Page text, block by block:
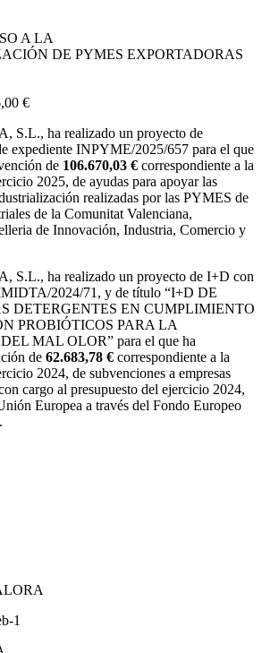
A LA
DE PYMES EXPORTADORAS
€
S.L., ha realizado un proyecto de
expediente INPYME/2025/657 para el que
de 106.670,03 € correspondiente a la
2025, de ayudas para apoyar las
realizadas por las PYMES de
de la Comunitat Valenciana,
de Innovación, Industria, Comercio y
S.L., ha realizado un proyecto de I+D con
2024/71, y de título “I+D DE
DETERGENTES EN CUMPLIMIENTO
PROBIÓTICOS PARA LA
MAL OLOR” para el que ha
de 62.683,78 € correspondiente a la
2024, de subvenciones a empresas
cargo al presupuesto del ejercicio 2024,
Europea a través del Fondo Europeo